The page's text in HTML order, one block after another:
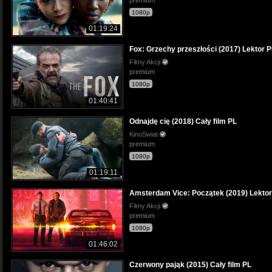
01:19:24
1080p
01:40:41
Fox: Grzechy przeszłości (2017) Lektor
Filmy Akcji
premium
1080p
01:19:11
Odnajdę cię (2018) Cały film PL
KinoSwiat
premium
1080p
01:46:02
Amsterdam Vice: Początek (2019)
Filmy Akcji
premium
1080p
Czerwony pająk (2015) Cały film PL